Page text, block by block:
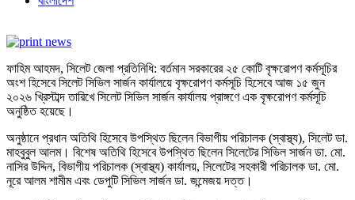
ফাহিম আহমদ, সিলেট জেলা প্রতিনিধি: বর্তমান সরকারের ২৫ কোটি বৃক্ষরোপণ কর্মসূচির
অংশ হিসেবে সিলেট সিভিল সার্জন কার্যালয়ে বৃক্ষরোপণ কর্মসূচি হিসেবে আজ ১৫ জুন
২০২৬ খ্রিস্টাব্দ তারিখে সিলেট সিভিল সার্জন কার্যালয় প্রাঙ্গণে এক বৃক্ষরোপণ কর্মসূচি
অনুষ্ঠিত হয়েছে।
অনুষ্ঠানে প্রধান অতিথি হিসেবে উপস্থিত ছিলেন বিভাগীয় পরিচালক (স্বাস্থ্য), সিলেট ডা.
মাহবুবুল আলম। বিশেষ অতিথি হিসেবে উপস্থিত ছিলেন সিলেটের সিভিল সার্জন ডা. মো.
নাসির উদ্দিন, বিভাগীয় পরিচালক (স্বাস্থ্য) কার্যালয়, সিলেটের সহকারী পরিচালক ডা. মো.
নূরে আলম শামীম এবং ডেপুটি সিভিল সার্জন ডা. জন্মেজয় দত্ত।